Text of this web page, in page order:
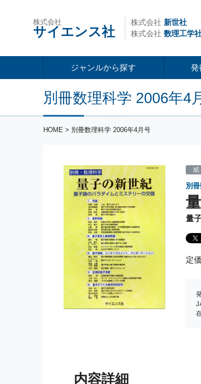
株式会社
サイエンス社
株式会社 新世社
株式会社 数理工学
ジャンルから探す 発
別冊数理科学 2006年4
HOME > 別冊数理科学 2006年4月号
紙
別
量
定
内容詳細